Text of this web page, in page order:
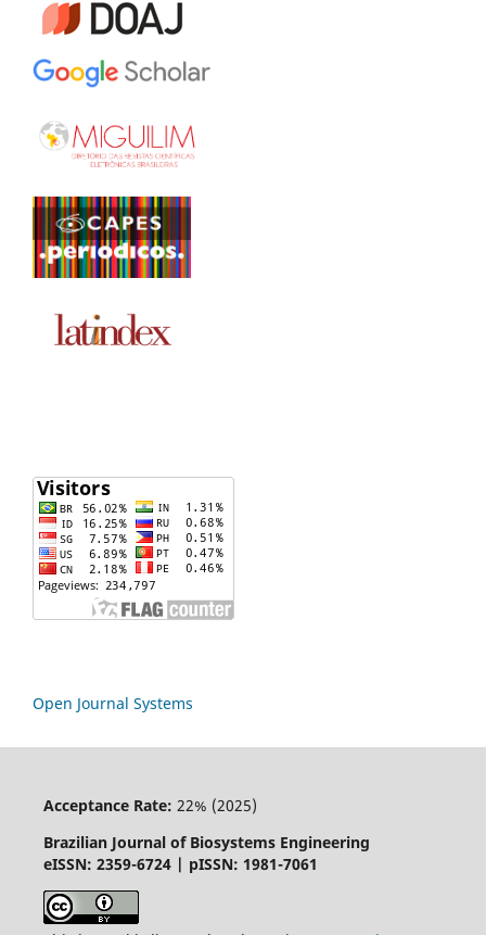
Open Journal Systems
Acceptance Rate: 22% (2025)
Brazilian Journal of Biosystems Engineering
eISSN: 2359-6724 | pISSN: 1981-7061